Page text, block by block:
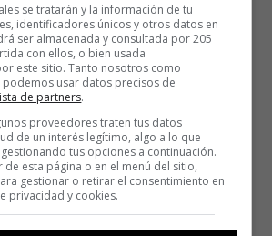
se tratarán y la información de tu
identificadores únicos y otros datos en
ser almacenada y consultada por 205
con ellos, o bien usada
este sitio. Tanto nosotros como
usar datos precisos de
de partners.
proveedores traten tus datos
de un interés legítimo, algo a lo que
tus opciones a continuación.
de esta página o en el menú del sitio,
gestionar o retirar el consentimiento en
privacidad y cookies.